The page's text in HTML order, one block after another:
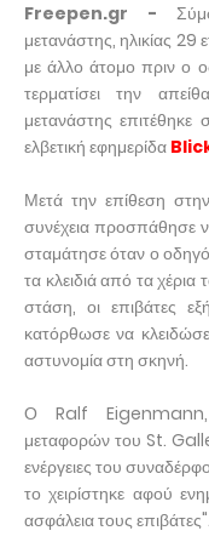
Freepen.gr -
μετανάστης, ηλικίας 29
με άλλο άτομο πριν ο
τερματίσει την
μετανάστης
ελβετική εφημερίδα
Μετά την επίθεση
συνέχεια προσπάθησε
σταμάτησε όταν ο
τα κλειδιά από τα
στάση, οι επιβάτες
κατόρθωσε να
αστυνομία στη σκηνή.
Ο Ralf Eigenmann,
μεταφορών του St.
ενέργειες του
το χειρίστηκε αφού
ασφάλεια τους επιβάτες".